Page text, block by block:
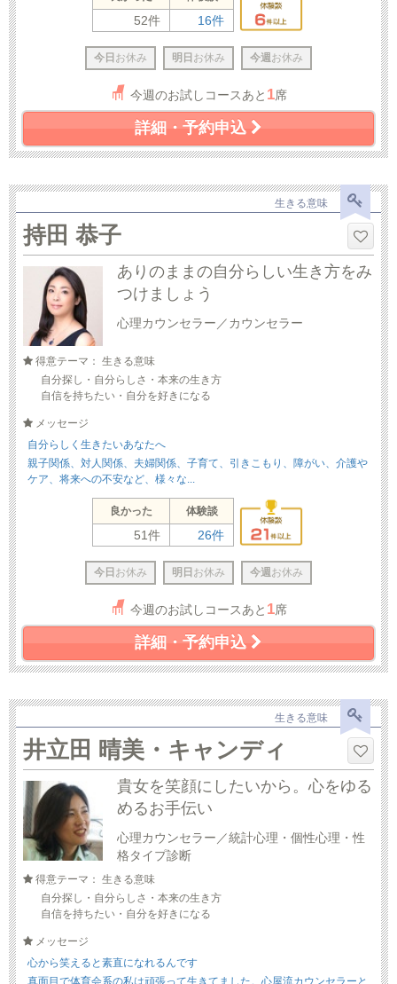
52件 16件
今日 お休み 明日 お休み 今週 お休み
今週のお試しコースあと 1席
詳細・予約申込
生きる意味
持田 恭子
ありのままの自分らしい生き方をみ
つけましょう
心理カウンセラー／カウンセラー
得意テーマ： 生きる意味
自分探し・自分らしさ・本来の生き方
自信を持ちたい・自分を好きになる
メッセージ
自分らしく生きたいあなたへ
親子関係、対人関係、夫婦関係、子育て、引きこもり、障がい、介護や
ケア、将来への不安など、様々な...
良かった 体験談
51件 26件
今日 お休み 明日 お休み 今週 お休み
今週のお試しコースあと 1席
詳細・予約申込
生きる意味
井立田 晴美・キャンディ
貴女を笑顔にしたいから。心をゆる
めるお手伝い
心理カウンセラー／統計心理・個性心理・性
格タイプ診断
得意テーマ： 生きる意味
自分探し・自分らしさ・本来の生き方
自信を持ちたい・自分を好きになる
メッセージ
心から笑えると素直になれるんです
真面目で体育会系の私は頑張って生きてました。心屋流カウンセラーと